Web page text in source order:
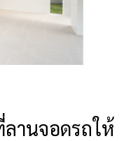
านจอดรถให้